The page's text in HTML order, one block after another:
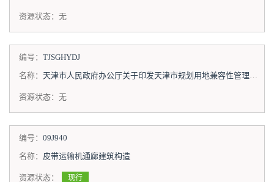
资源状态： 无
编号： TJSGHYDJ
名称： 天津市人民政府办公厅关于印发天津市规划用地兼容性管理暂行规定的通知
资源状态： 无
编号： 09J940
名称： 皮带运输机通廊建筑构造
资源状态： 现行